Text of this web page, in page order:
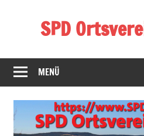
SPD
des
SPD-
MENÜ